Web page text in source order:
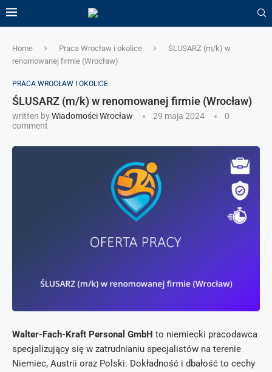
Home Praca Wrocław i okolice
ŚLUSARZ (m/k) w
renomowanej firmie (Wrocław)
PRACA WROCŁAW I OKOLICE
ŚLUSARZ (m/k) w renomowanej firmie (Wrocław)
written byWiadomości Wrocław 29 maja 2024
0
comment
Walter-Fach-Kraft Personal GmbH to niemiecki pracodawca
specjalizujący się w zatrudnianiu specjalistów na terenie
Niemiec, Austrii oraz Polski. Dokładność i dbałość to cechy